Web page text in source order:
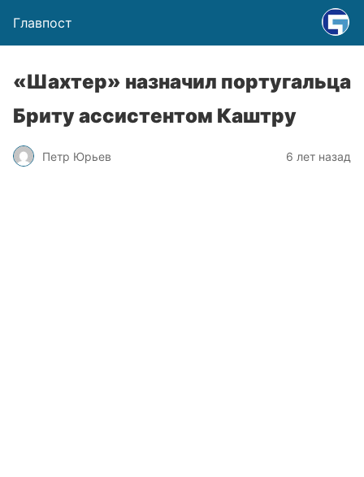
Главпост
«Шахтер» назначил португальца
Бриту ассистентом Каштру
Петр Юрьев 6 лет назад